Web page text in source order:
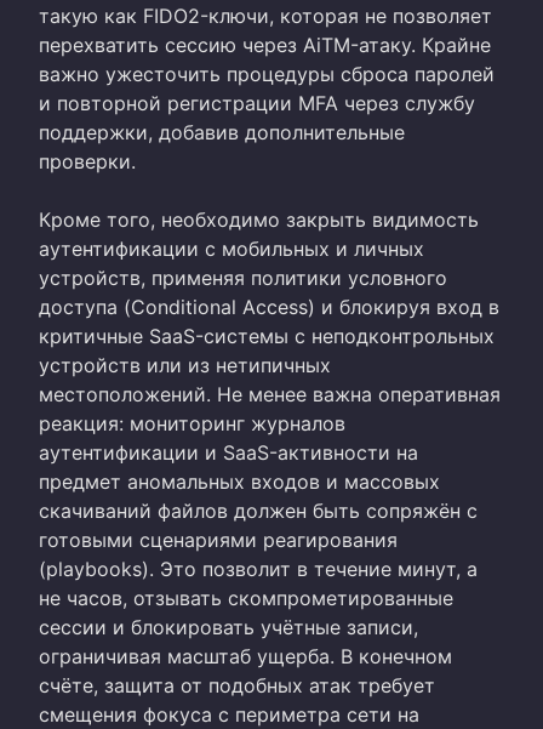
такую как FIDO2-ключи, которая не позволяет
перехватить сессию через AiTM-атаку. Крайне
важно ужесточить процедуры сброса паролей
и повторной регистрации MFA через службу
поддержки, добавив дополнительные
проверки.
Кроме того, необходимо закрыть видимость
аутентификации с мобильных и личных
устройств, применяя политики условного
доступа (Conditional Access) и блокируя вход в
критичные SaaS-системы с неподконтрольных
устройств или из нетипичных
местоположений. Не менее важна оперативная
реакция: мониторинг журналов
аутентификации и SaaS-активности на
предмет аномальных входов и массовых
скачиваний файлов должен быть сопряжён с
готовыми сценариями реагирования
(playbooks). Это позволит в течение минут, а
не часов, отзывать скомпрометированные
сессии и блокировать учётные записи,
ограничивая масштаб ущерба. В конечном
счёте, защита от подобных атак требует
смещения фокуса с периметра сети на